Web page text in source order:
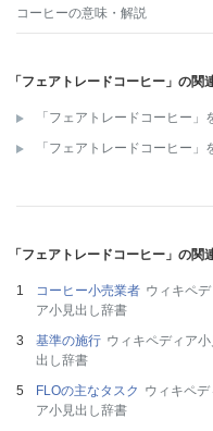
コーヒーの意味・解説
「フェアトレードコーヒー」の関
「フェアトレードコーヒー
「フェアトレードコーヒー」
「フェアトレードコーヒー」の関
コーヒー小売業者 ウィキペデ
ア小見出し辞書
基準の施行 ウィキペディア小
出し辞書
FLOの主なタスク ウィキペデ
ア小見出し辞書